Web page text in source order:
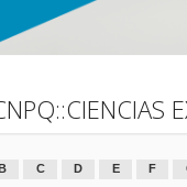
B C D E F